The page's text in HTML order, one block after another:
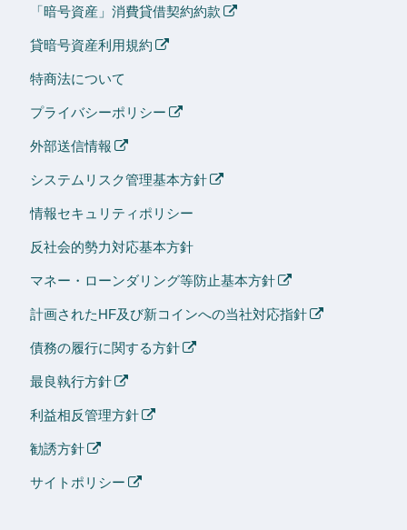
「暗号資産」消費貸借契約約款
貸暗号資産利用規約
特商法について
プライバシーポリシー
外部送信情報
システムリスク管理基本方針
情報セキュリティポリシー
反社会的勢力対応基本方針
マネー・ローンダリング等防止基本方針
計画されたHF及び新コインへの当社対応指針
債務の履行に関する方針
最良執行方針
利益相反管理方針
勧誘方針
サイトポリシー